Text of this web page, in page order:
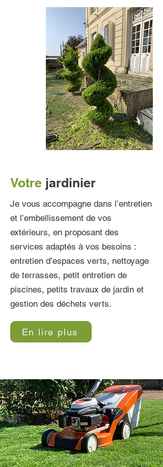
Votre jardinier
Je vous accompagne dans l’entretien
et l’embellissement de vos
extérieurs, en proposant des
services adaptés à vos besoins :
entretien d’espaces verts, nettoyage
de terrasses, petit entretien de
piscines, petits travaux de jardin et
gestion des déchets verts.
En lire plus